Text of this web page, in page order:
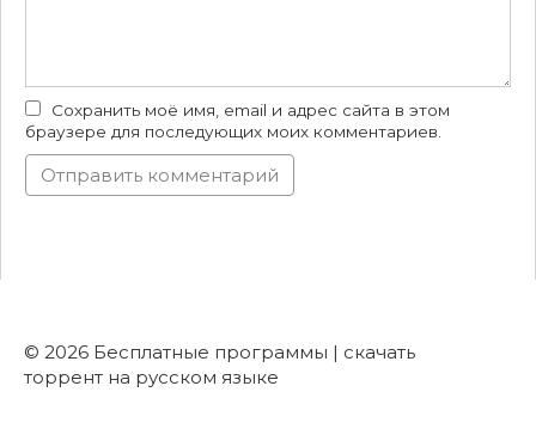
Сохранить моё имя, email и адрес сайта в этом
браузере для последующих моих комментариев.
© 2026 Бесплатные программы | скачать
торрент на русском языке